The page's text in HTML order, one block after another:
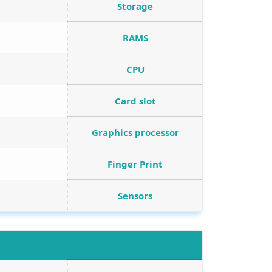
Storage
RAMS
CPU
Card slot
Graphics processor
Finger Print
Sensors